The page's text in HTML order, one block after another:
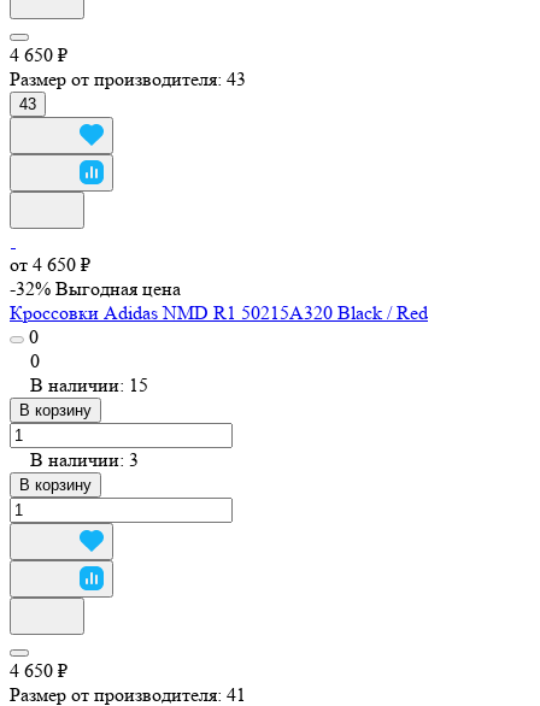
4 650 ₽
Размер от производителя: 43
43
от 4 650 ₽
-32% Выгодная цена
Кроссовки Adidas NMD R1 50215A320 Black / Red
0
0
В наличии: 15
В корзину
В наличии: 3
В корзину
4 650 ₽
Размер от производителя: 41